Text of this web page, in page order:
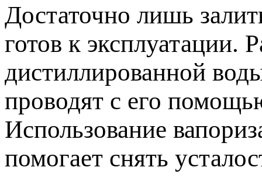
Достаточно лишь
готов к эксплуатации.
дистиллированной
проводят с его
Использование
помогает снять